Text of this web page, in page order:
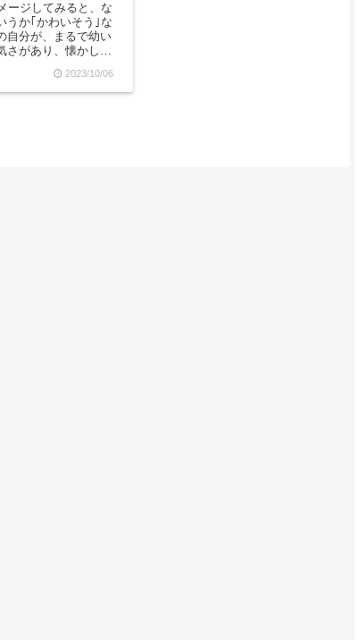
ージしてみると、な
うか｢かわいそう｣な
自分が、まるで幼い
さがあり、懐かしい
2023/10/06